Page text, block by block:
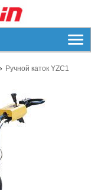
Ручной каток YZC1